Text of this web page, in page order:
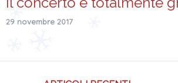
29 novembre 2017